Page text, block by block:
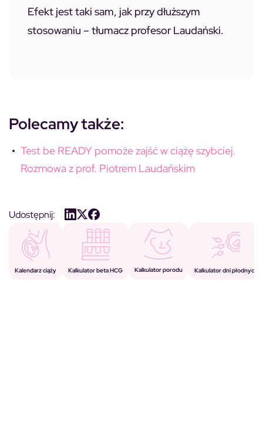
Efekt jest taki sam, jak przy dłuższym
stosowaniu – tłumacz profesor Laudański.
Polecamy także:
Test be READY pomoże zajść w ciążę szybciej.
Rozmowa z prof. Piotrem Laudańskim
Udostępnij:
Kalendarz ciąży Kalkulator beta HCG Kalkulator porodu Kalkulator dni płodnych